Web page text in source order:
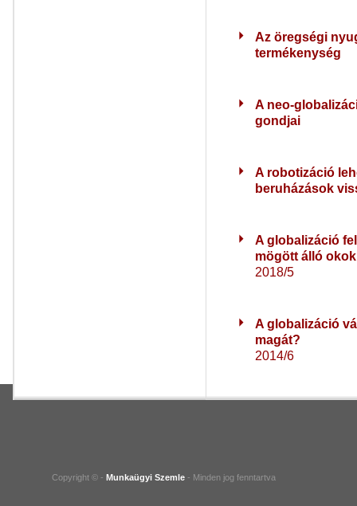
Az öregségi
termékenység
A neo-
gondjai
A robotizáció
beruházások
A globalizáció
mögött álló okok
2018/5
A globalizáció
magát?
2014/6
Copyright © - Munkaügyi Szemle - Minden jog fenntartva